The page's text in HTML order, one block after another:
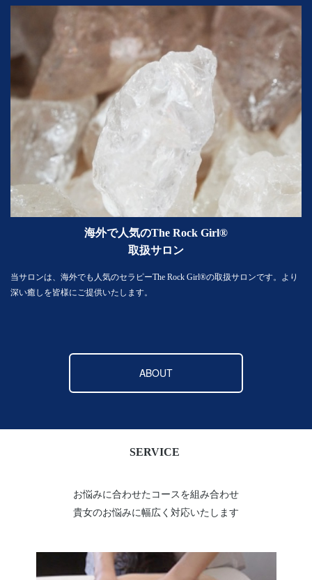
海外で人気のThe Rock Girl®
取扱サロン
当サロンは、海外でも人気のセラピーThe Rock Girl®の取扱サロンです。より
深い癒しを皆様にご提供いたします。
ABOUT
SERVICE
お悩みに合わせたコースを組み合わせ
貴女のお悩みに幅広く対応いたします